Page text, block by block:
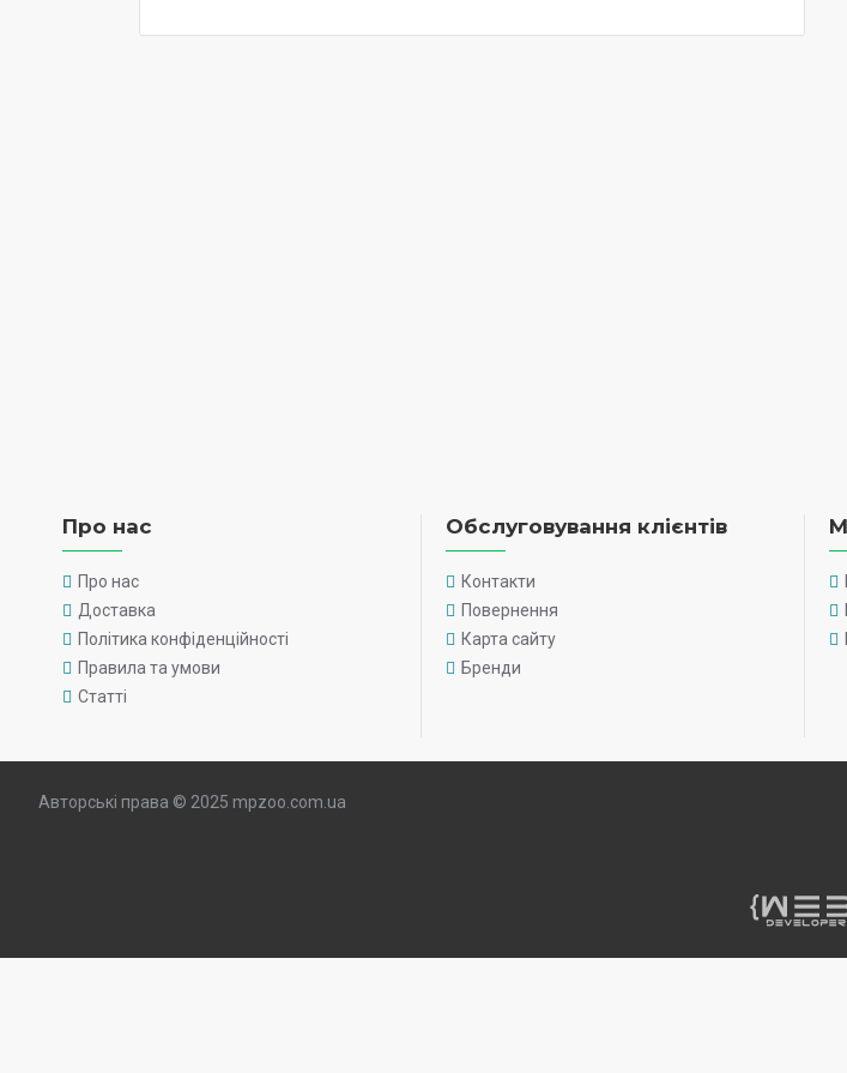
Про нас
Про нас
Доставка
Політика конфіденційності
Правила та умови
Статті
Обслуговування клієнтів
Контакти
Повернення
Карта сайту
Бренди
Авторські права © 2025 mpzoo.com.ua